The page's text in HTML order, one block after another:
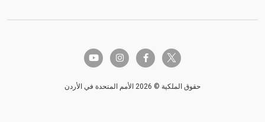
twitter-x
facebook-f
instagram
youtube
حقوق الملكية © 2026 الأمم المتحدة في الأردن